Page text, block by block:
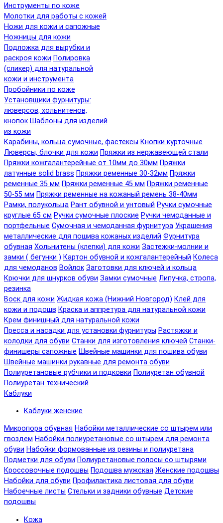
Инструменты по коже
Молотки для работы с кожей
Ножи для кожи и сапожные
Ножницы для кожи
Подложка для вырубки и
раскроя кожи Полировка
(сликер) для натуральной
кожи и инструмента
Пробойники по коже
Установщики фурнитуры:
люверсов, хольнитенов,
кнопок Шаблоны для изделий
из кожи
Карабины, кольца сумочные, фастексы Кнопки курточные
Люверсы, блочки для кожи Пряжки из нержавеющей стали
Пряжки кожгалантерейные от 10мм до 30мм Пряжки
латунные solid brass Пряжки ременные 30-32мм Пряжки
ременные 35 мм Пряжки ременные 45 мм Пряжки ременные
50-55 мм Пряжки ременные на кожаный ремень 38-40мм
Рамки, полукольца Рант обувной и унтовый Ручки сумочные
круглые 65 см Ручки сумочные плоские Ручки чемоданные и
портфельные Сумочная и чемоданная фурнитура Украшения
металлические для пошива кожаных изделий Фурнитура
обувная Хольнитены (клепки) для кожи Застежки-молнии и
замки ( бегунки ) Картон обувной и кожгалантерейный Колеса
для чемоданов Войлок Заготовки для ключей и кольца
Крючки для шнурков обуви Замки сумочные Липучка, стропа,
резинка
Воск для кожи Жидкая кожа (Нижний Новгород) Клей для
кожи и подошв Краска и аппретура для натуральной кожи
Крем финишный для натуральной кожи
Пресса и насадки для установки фурнитуры Растяжки и
колодки для обуви Станки для изготовления ключей Станки-
финишеры сапожные Швейные машинки для пошива обуви
Швейные машинки рукавные для ремонта обуви
Полиуретановые рубчики и подковки Полиуретан обувной
Полиуретан технический
Каблуки
Каблуки женские
Микропора обувная Набойки металлические со штырем или
гвоздем Набойки полиуретановые со штырем для ремонта
обуви Набойки формованные из резины и полиуретана
Подметки для обуви Полиуретановые полосы со штырями
Кроссовочные подошвы Подошва мужская Женские подошвы
Набойки для обуви Профилактика листовая для обуви
Набоечные листы Стельки и задники обувные Детские
подошвы
Кожа